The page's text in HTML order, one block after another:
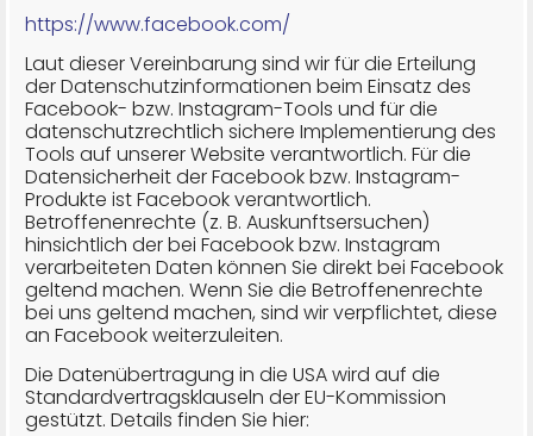
https://www.facebook.com/
Laut dieser Vereinbarung sind wir für die Erteilung
der Datenschutzinformationen beim Einsatz des
Facebook- bzw. Instagram-Tools und für die
datenschutzrechtlich sichere Implementierung des
Tools auf unserer Website verantwortlich. Für die
Datensicherheit der Facebook bzw. Instagram-
Produkte ist Facebook verantwortlich.
Betroffenenrechte (z. B. Auskunftsersuchen)
hinsichtlich der bei Facebook bzw. Instagram
verarbeiteten Daten können Sie direkt bei Facebook
geltend machen. Wenn Sie die Betroffenenrechte
bei uns geltend machen, sind wir verpflichtet, diese
an Facebook weiterzuleiten.
Die Datenübertragung in die USA wird auf die
Standardvertragsklauseln der EU-Kommission
gestützt. Details finden Sie hier: